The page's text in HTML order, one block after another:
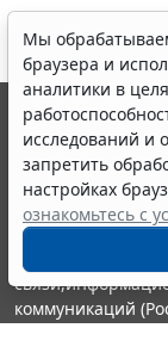
Мы
браузера и
аналитики в
исследований и
запретить
настройках
ознакомьтесь с
© ООО "НПП
выпускается с
являются
информации
Портал
издания
коммуникаций